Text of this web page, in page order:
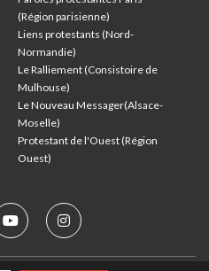
(Région parisienne)
Liens protestants (Nord-
Normandie)
Le Ralliement (Consistoire de
Mulhouse)
Le Nouveau Messager(Alsace-
Moselle)
Protestant de l'Ouest (Région
Ouest)